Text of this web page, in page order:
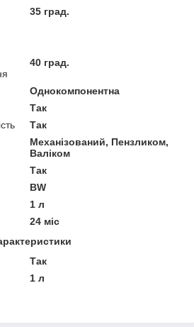
35 град.
40 град.
Однокомпонентна
Так
Так
Механізований, Пензликом,
Валіком
Так
BW
1 л
24 міс
Так
1 л